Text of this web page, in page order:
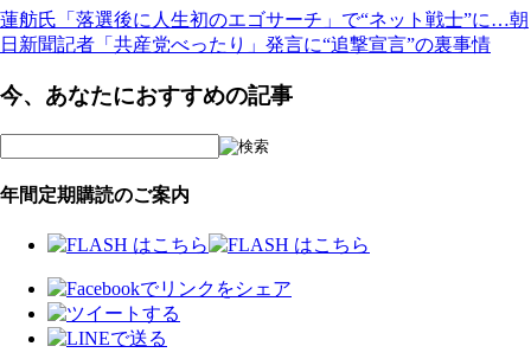
蓮舫氏「落選後に人生初のエゴサーチ」で“ネット戦士”に…朝
日新聞記者「共産党べったり」発言に“追撃宣言”の裏事情
今、あなたにおすすめの記事
年間定期購読のご案内